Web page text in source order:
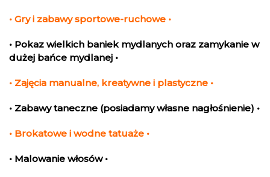
• Gry i zabawy sportowe-ruchowe •
• Pokaz wielkich baniek mydlanych oraz zamykanie w
dużej bańce mydlanej •
• Zajęcia manualne, kreatywne i plastyczne •
• Zabawy taneczne (posiadamy własne nagłośnienie) •
• Brokatowe i wodne tatuaże •
• Malowanie włosów •